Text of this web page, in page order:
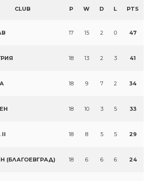
CLUB P W D L PTS
17 15 2 0 47
18 13 2 3 41
18 9 7 2 34
18 10 3 5 33
II 18 8 5 5 29
(БЛАГОЕВГРАД) 18 6 6 6 24